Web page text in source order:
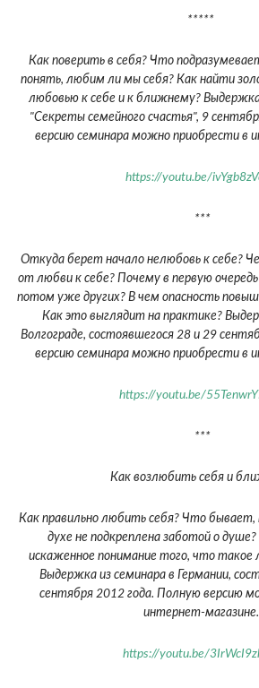
*****
Как поверить в себя? Что
понять, любим ли мы себя? Как найти
любовью к себе и к ближнему?
"Секреты семейного счастья", 9
версию семинара можно приобрести в
https://youtu.be/
***
Откуда берет начало нелюбовь к себе?
от любви к себе? Почему в первую
потом уже других? В чем опасность
Как это выглядит на практике?
Волгограде, состоявшегося 28 и 29
версию семинара можно приобрести в
https://youtu.be/
***
Как возлюбить себя и
Как правильно любить себя? Что бывает,
духе не подкреплена заботой о
искаженное понимание того, что
Выдержка из семинара в Германии,
сентября 2012 года. Полную версию
интернет-магазине.
https://youtu.be/